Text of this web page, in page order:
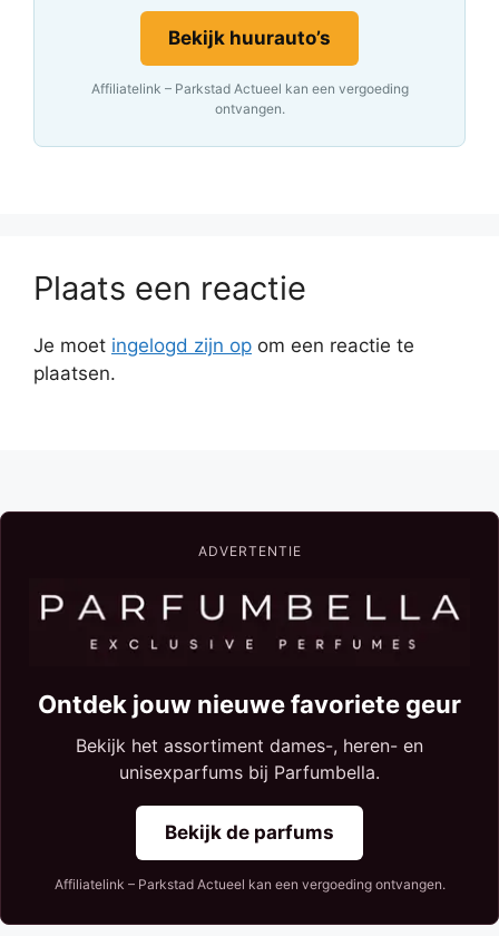
Bekijk huurauto’s
Affiliatelink – Parkstad Actueel kan een vergoeding
ontvangen.
Plaats een reactie
Je moet ingelogd zijn op om een reactie te
plaatsen.
ADVERTENTIE
Ontdek jouw nieuwe favoriete geur
Bekijk het assortiment dames-, heren- en
unisexparfums bij Parfumbella.
Bekijk de parfums
Affiliatelink – Parkstad Actueel kan een vergoeding ontvangen.